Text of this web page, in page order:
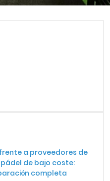
frente a proveedores de
de bajo coste:
completa